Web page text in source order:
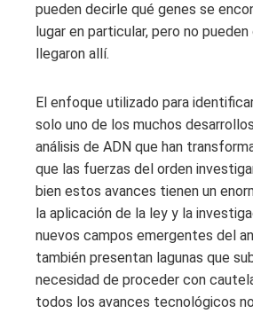
pueden decirle qué genes se
lugar en particular, pero no
llegaron allí.
El enfoque utilizado para
solo uno de los muchos
análisis de ADN que han
que las fuerzas del orden
bien estos avances tienen un
la aplicación de la ley y la
nuevos campos emergentes del
también presentan lagunas que
necesidad de proceder con
todos los avances tecnológicos